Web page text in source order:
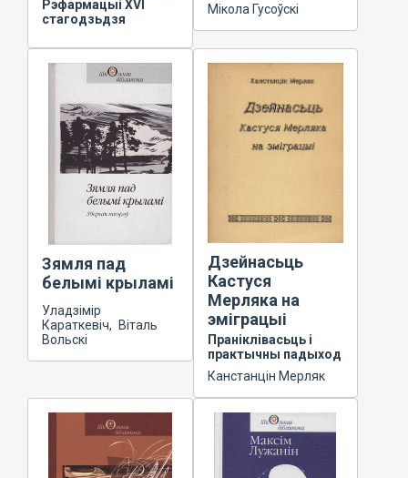
Рэфармацыі XVI
стагодзьдзя
Мікола Гусоўскі
Зямля пад
белымі крыламі
Уладзімір
Караткевіч, Віталь
Вольскі
Дзейнасьць
Кастуся
Мерляка на
эміграцыі
Праніклівасьць і
практычны падыход
Канстанцін Мерляк